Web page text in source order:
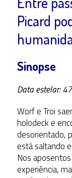
Picard
Sinopse
Data estelar:
Worf e Troi
holodeck e
desorientado,
está saltando
Nos
experiência,